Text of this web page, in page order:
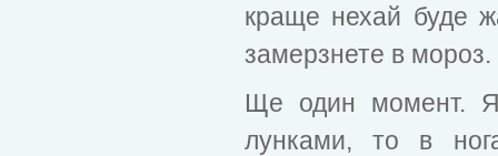
краще нехай буде
замерзнете в мороз.
Ще один момент.
лунками, то в